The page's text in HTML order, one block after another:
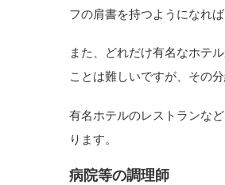
フの肩書を持つようになれ
また、どれだけ有名なホテ
ことは難しいですが、その
有名ホテルのレストランな
ります。
病院等の調理師